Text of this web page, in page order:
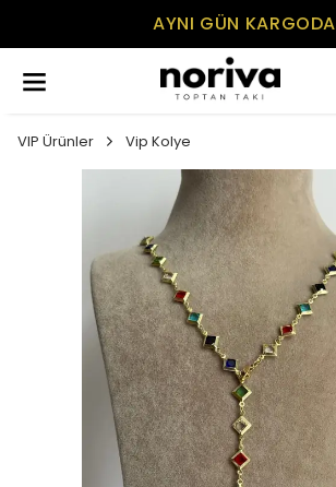
AYNI GÜN KARGODA
VIP Ürünler Vip Kolye